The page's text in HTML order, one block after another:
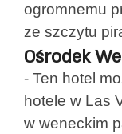
ogromnemu
ze szczytu
Ośrodek
- Ten hotel
hotele w Las
w weneckim